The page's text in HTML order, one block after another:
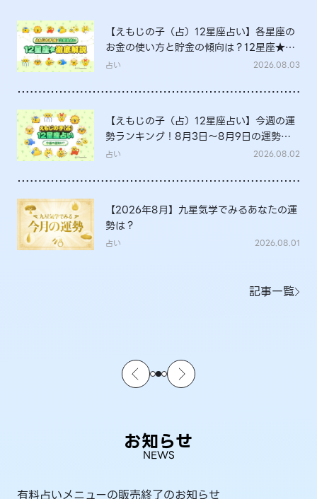
【えもじの子（占）12星座占い】各星座の
お金の使い方と貯金の傾向は？12星座★徹
底解説
占い 2026.08.03
【えもじの子（占）12星座占い】今週の運
勢ランキング！8月3日～8月9日の運勢
は？
占い 2026.08.02
【2026年8月】九星気学でみるあなたの運
勢は？
占い 2026.08.01
記事一覧
お知らせ
NEWS
有料占いメニューの販売終了のお知らせ